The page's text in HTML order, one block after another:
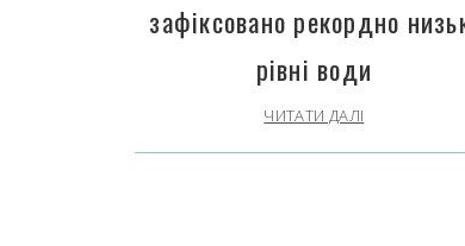
зафіксовано рекордно
рівні води
ЧИТАТИ ДАЛІ